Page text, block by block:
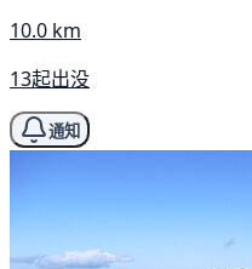
10.0 km
13起出没
通知